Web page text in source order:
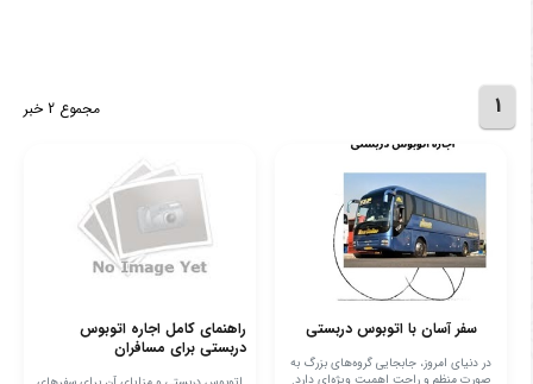
1 مجموع 2 خبر
سفر آسان با اتوبوس دربستی
در دنیای امروز، جابجایی گروه‌های بزرگ به
صورت منظم و راحت اهمیت ویژه‌ای دارد.
راهنمای کامل اجاره اتوبوس
دربستی برای مسافران